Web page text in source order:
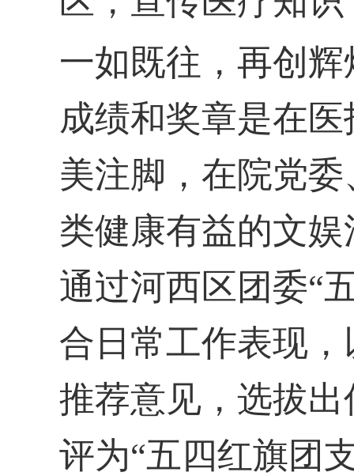
一如既往，再创辉
成绩和奖章是在
美注脚，在院党
类健康有益的文
通过河西区团委“
合日常工作表现
推荐意见，选拔
评为“五四红旗团